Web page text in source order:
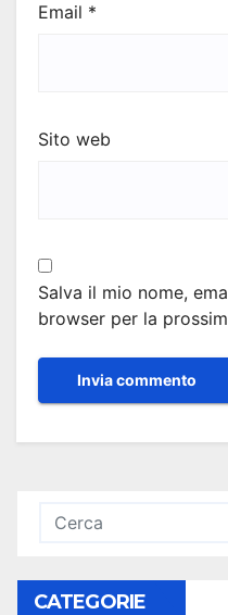
Email *
Sito web
Salva il mio nome,
browser per la
CATEGORIE